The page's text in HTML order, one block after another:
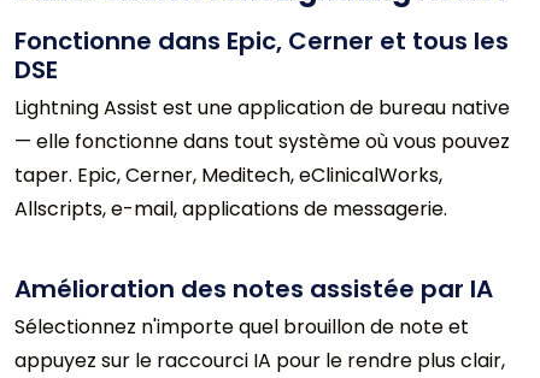
Fonctionne dans Epic, Cerner et tous les
DSE
Lightning Assist est une application de bureau native
— elle fonctionne dans tout système où vous pouvez
taper. Epic, Cerner, Meditech, eClinicalWorks,
Allscripts, e-mail, applications de messagerie.
Amélioration des notes assistée par IA
Sélectionnez n'importe quel brouillon de note et
appuyez sur le raccourci IA pour le rendre plus clair,